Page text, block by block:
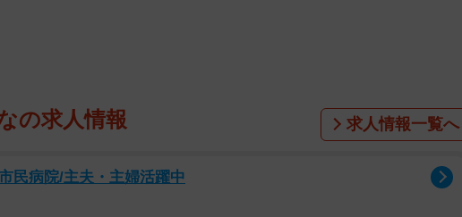
の求人情報 求人情報一覧へ
民病院/主夫・主婦活躍中